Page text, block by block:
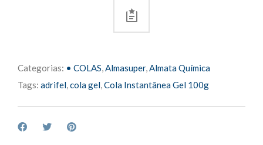
Categorias: • COLAS,Almasuper,Almata Química
Tags: adrifel,cola gel,Cola Instantânea Gel 100g